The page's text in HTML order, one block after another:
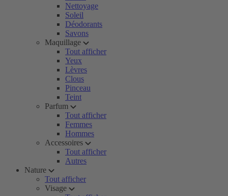
Nettoyage
Soleil
Déodorants
Savons
Maquillage
Tout afficher
Yeux
Lèvres
Clous
Pinceau
Teint
Parfum
Tout afficher
Femmes
Hommes
Accessoires
Tout afficher
Autres
Nature
Tout afficher
Visage